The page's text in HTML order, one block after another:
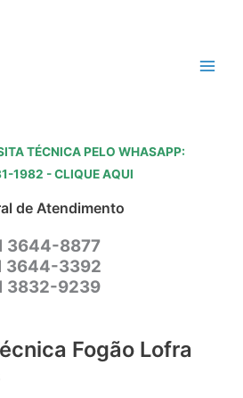
TÉCNICA PELO WHASAPP:
1982 - CLIQUE AQUI
de Atendimento
3644-8877
3644-3392
3832-9239
Fogão Lofra